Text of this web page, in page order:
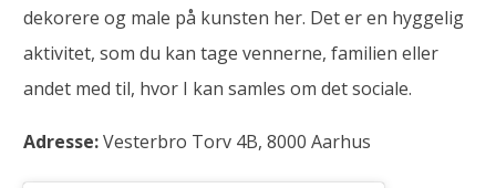
dekorere og male på kunsten her. Det er en hyggelig
aktivitet, som du kan tage vennerne, familien eller
andet med til, hvor I kan samles om det sociale.
Adresse:Vesterbro Torv 4B, 8000 Aarhus